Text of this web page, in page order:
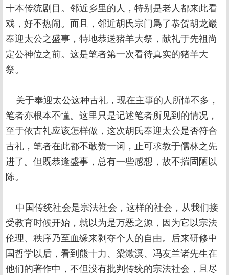
十本传统剧目。邻近乡里的人，特别是老人都来此看
戏，好不热闹。而且，邻近胡氏宗门爲了恭贺胡龙巖
奉迎太公之盛事，特地恭送猪羊大祭，献礼于先祖尚
定公神位之前。这是笔者第一次看待真实的猪羊大
祭。
关于奉迎太公这种古礼，现在主事的人所懂不多，
笔者亦根本不懂。这里只是记述笔者所见到的情况，
至于依古礼应该怎样做，这次胡氏奉迎太公是否符合
古礼，笔者在此都不敢赞一词，止可求教于儒林之先
进了。但既恭逢盛事，总有一些感想，故不揣固陋以
陈。
中国传统社会是宗法社会，这样的社会，从我们接
受教育时候开始，就以为是万恶之源，因为它以宗法
伦理、秩序乃至血缘来剥夺个人的自由。后来研修中
国哲学以后，看到熊十力、梁漱溟、冯友兰诸先生在
他们的著作中，不但没有批判传统的宗法社会，且尽